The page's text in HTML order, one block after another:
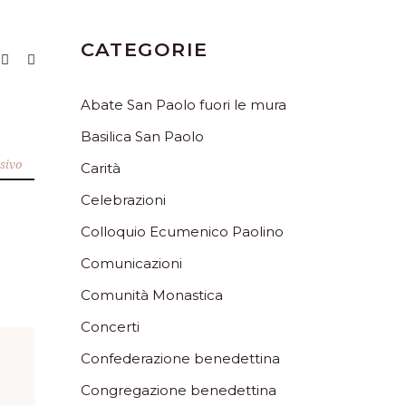
CATEGORIE
Abate San Paolo fuori le mura
Basilica San Paolo
Carità
Celebrazioni
Colloquio Ecumenico Paolino
Comunicazioni
Comunità Monastica
Concerti
Confederazione benedettina
Congregazione benedettina